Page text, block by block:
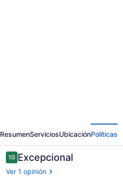
SUNSET
-
As
seen
ResumenServiciosUbicaciónPolíticas
Opiniones
1010 de 10,
Excepcional
Ver 1 opinión